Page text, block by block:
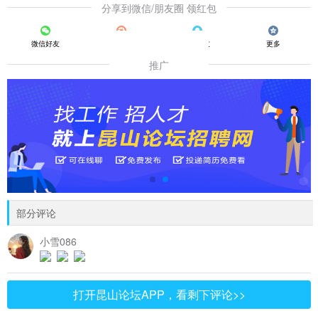
分享到微信/朋友圈 领红包
微信好友 QQ好友 更多
推广
部分评论
小雪086
打开昆山论坛APP，看剩下评论>>